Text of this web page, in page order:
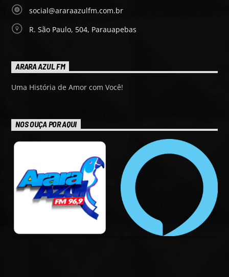
social@araraazulfm.com.br
R. São Paulo, 504, Parauapebas
ARARA AZUL FM
Uma História de Amor com Você!
NOS OUÇA POR AQUI